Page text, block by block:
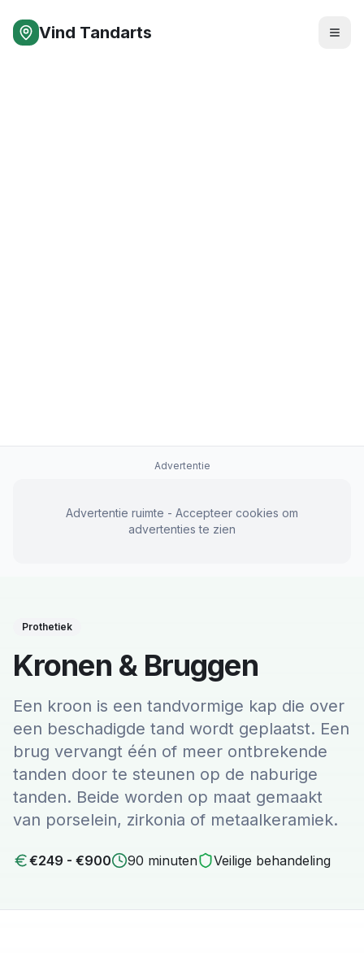
Vind Tandarts
Advertentie
Advertentie ruimte - Accepteer cookies om
advertenties te zien
Prothetiek
Kronen & Bruggen
Een kroon is een tandvormige kap die over
een beschadigde tand wordt geplaatst. Een
brug vervangt één of meer ontbrekende
tanden door te steunen op de naburige
tanden. Beide worden op maat gemaakt
van porselein, zirkonia of metaalkeramiek.
€249 - €900 90 minuten Veilige behandeling